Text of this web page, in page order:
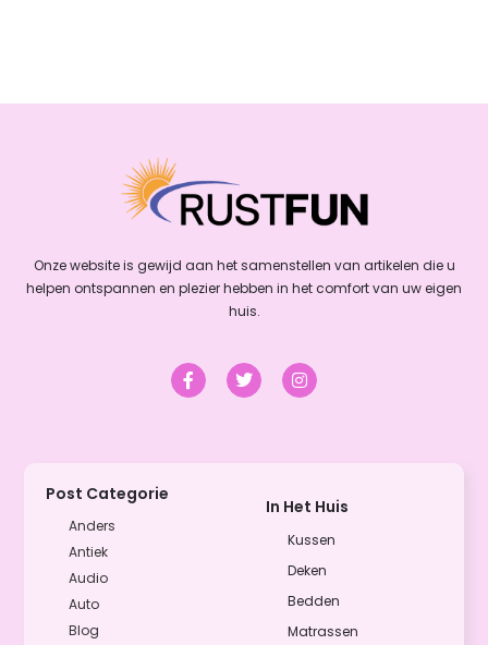
Onze website is gewijd aan het samenstellen van artikelen die u
helpen ontspannen en plezier hebben in het comfort van uw eigen
huis.
Post Categorie
Anders
Antiek
Audio
Auto
Blog
In Het Huis
Kussen
Deken
Bedden
Matrassen